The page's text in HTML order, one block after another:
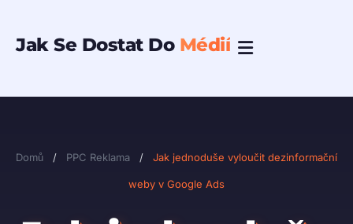
naJak Se Dostat Do Médií
Domů / PPC Reklama / Jak jednoduše vyloučit dezinformační
weby v Google Ads